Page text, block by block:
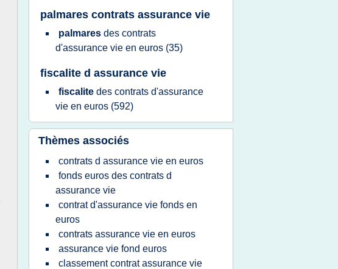
palmares contrats assurance vie
palmares des contrats
d'assurance vie en euros (35)
fiscalite d assurance vie
fiscalite des contrats d'assurance
vie en euros (592)
Thèmes associés
contrats d assurance vie en euros
fonds euros des contrats d
assurance vie
contrat d'assurance vie fonds en
euros
contrats assurance vie en euros
assurance vie fond euros
classement contrat assurance vie